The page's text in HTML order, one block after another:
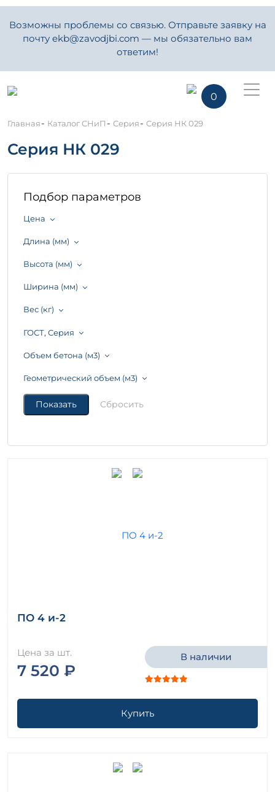
Возможны проблемы со связью. Отправьте заявку на
почту ekb@zavodjbi.com — мы обязательно вам
ответим!
0
Главная- Каталог СНиП - Серия- Серия НК 029
Серия НК 029
Подбор параметров
Цена
Длина (мм)
Высота (мм)
Ширина (мм)
Вес (кг)
ГОСТ, Серия
Объем бетона (м3)
Геометрический объем (м3)
ПО 4 и-2
Цена за шт.
7 520 ₽
В наличии
Купить